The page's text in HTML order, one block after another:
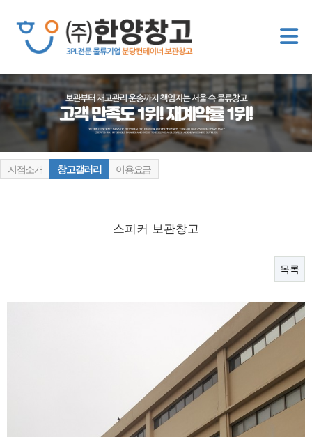
지점소개 창고갤러리 이용요금
스피커 보관창고
목록